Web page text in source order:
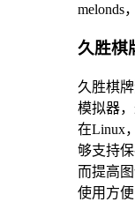
melonds
久胜棋
久胜棋
模拟器
在Linux
够支持
而提高
使用方